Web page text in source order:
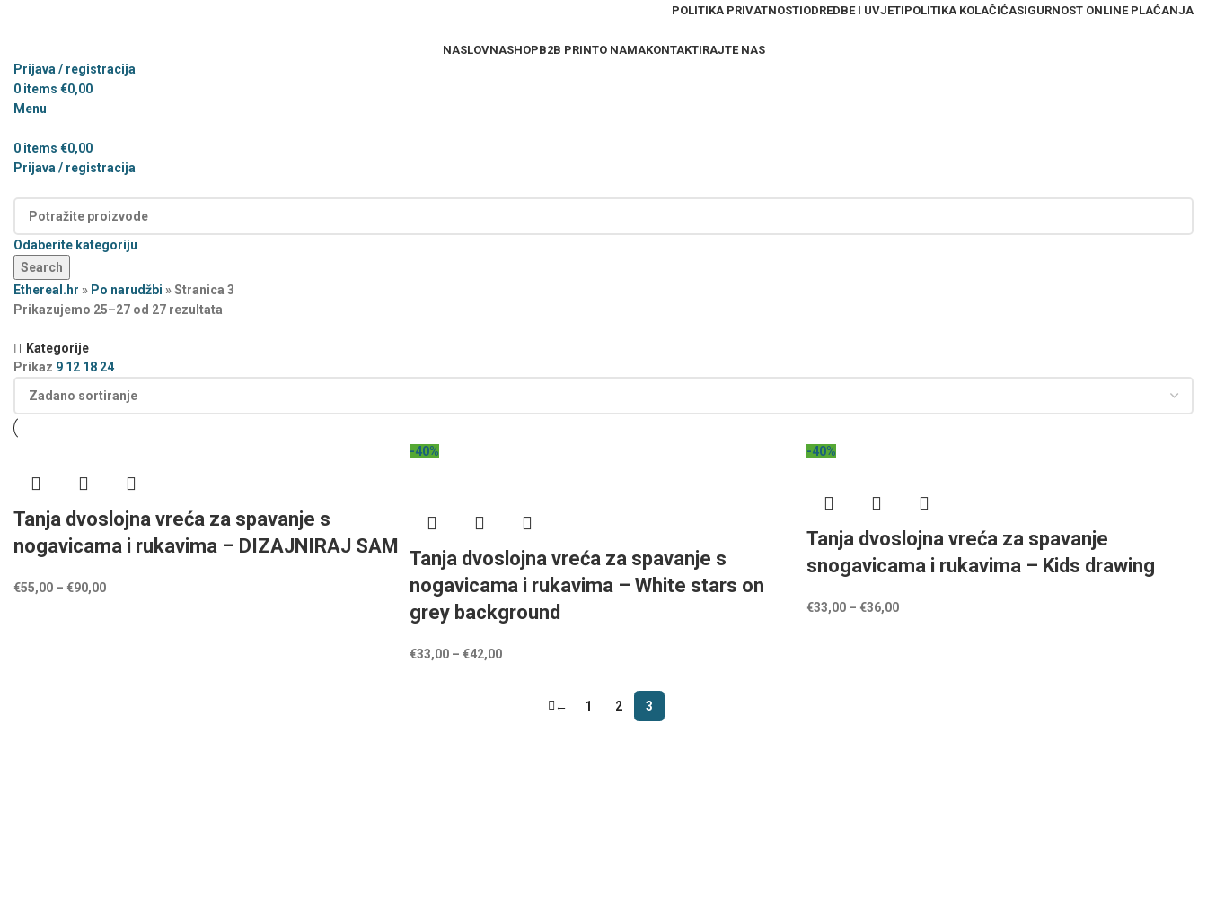
POLITIKA PRIVATNOSTIODREDBE I UVJETIPOLITIKA KOLAČIĆASIGURNOST ONLINE PLAĆANJA
NASLOVNASHOPB2B PRINTO NAMAKONTAKTIRAJTE NAS
Prijava / registracija
0 items €0,00
Menu
0 items €0,00
Prijava / registracija
Odaberite kategoriju
Search
Ethereal.hr » Po narudžbi »Stranica 3
Prikazujemo 25–27 od 27 rezultata
Kategorije
Prikaz 9 12 18 24
Tanja dvoslojna vreća za spavanje s
nogavicama i rukavima – DIZAJNIRAJ SAM
€55,00 – €90,00
-40%
Tanja dvoslojna vreća za spavanje s
nogavicama i rukavima – White stars on
grey background
€33,00 – €42,00
-40%
Tanja dvoslojna vreća za spavanje
snogavicama i rukavima – Kids drawing
€33,00– €36,00
← 1 2 3